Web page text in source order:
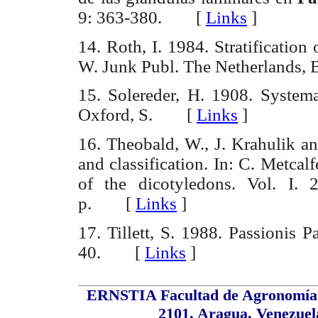
9: 363-380. [ Links ]
14.Roth, I. 1984. Stratification
W. Junk Publ. The
15. Solereder, H. 1908.
Oxford, S. [ Links ]
16. Theobald, W., J. Krahulik
and classification. In: C.
of the dicotyledons. Vol. I.
p. [ Links ]
17. Tillett, S. 1988. Passionis
40. [ Links ]
ERNSTIA Facultad de
2101, Aragua,